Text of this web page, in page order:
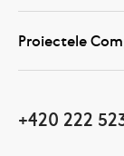
Proiectele
+420 222